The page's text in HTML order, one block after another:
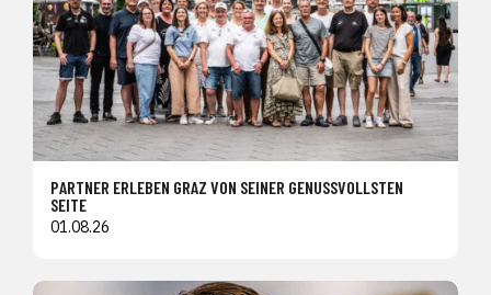
PARTNER ERLEBEN GRAZ VON SEINER GENUSSVOLLSTEN
SEITE
01.08.26